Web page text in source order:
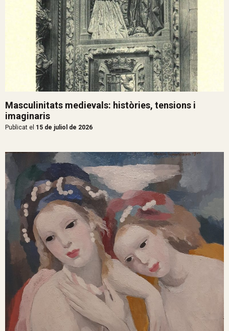
Masculinitats medievals: històries, tensions i
imaginaris
Publicat el 15 de juliol de 2026